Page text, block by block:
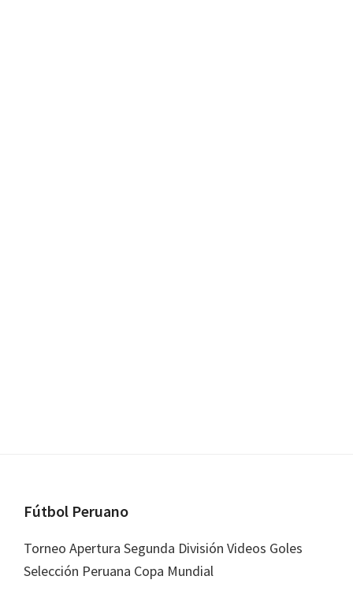
Footer
Fútbol Peruano
Torneo Apertura Segunda División Videos Goles
Selección Peruana Copa Mundial